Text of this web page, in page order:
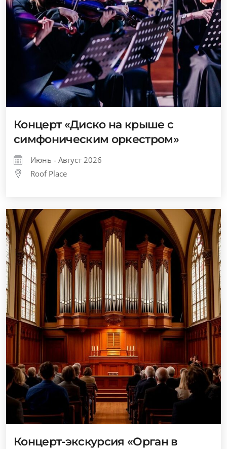
Концерт «Диско на крыше с
симфоническим оркестром»
Июнь - Август 2026
Roof Place
Концерт-экскурсия «Орган в